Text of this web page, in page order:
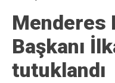
Menderes
Başkanı
tutuklandı